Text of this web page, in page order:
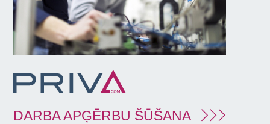
DARBA APĢĒRBU ŠŪŠANA